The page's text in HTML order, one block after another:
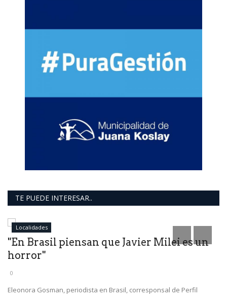
TE PUEDE INTERESAR..
Localidades
"En Brasil piensan que Javier Milei es un
horror"
0
Eleonora Gosman, periodista en Brasil, corresponsal de Perfil